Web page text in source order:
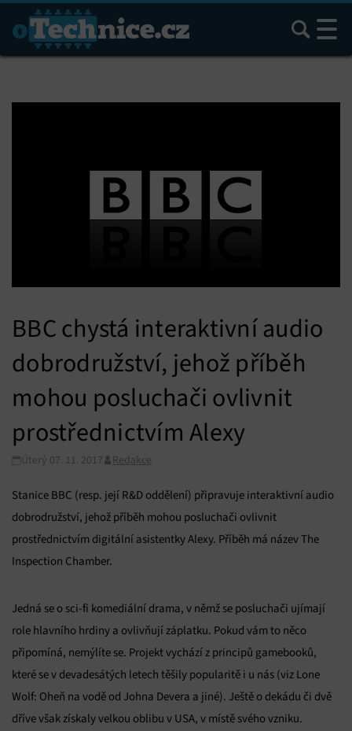
Hledat
BBC chystá interaktivní audio
dobrodružství, jehož příběh
mohou posluchači ovlivnit
prostřednictvím Alexy
Úterý 07. 11. 2017 Redakce
Stanice BBC (resp. její R&D oddělení) připravuje interaktivní audio
dobrodružství, jehož příběh mohou posluchači ovlivnit
prostřednictvím digitální asistentky Alexy. Příběh má název The
Inspection Chamber.
Jedná se o sci-fi komediální drama, v němž se posluchači ujímají
role hlavního hrdiny a ovlivňují záplatku. Pokud vám to něco
připomíná, nemýlíte se. Projekt vychází z principů gamebooků,
které se v devadesátých letech těšily popularitě i u nás (viz Lone
Wolf: Oheň na vodě od Johna Devera a jiné). Ještě o dekádu či dvě
dříve však získaly velkou oblibu v USA, v místě svého vzniku.